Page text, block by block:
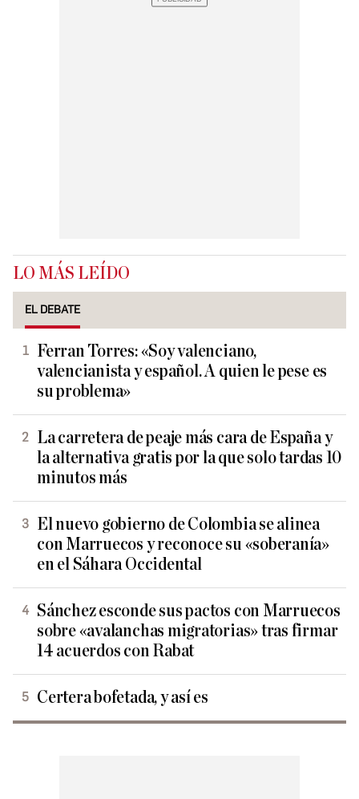
LO MÁS LEÍDO
EL DEBATE
Ferran Torres: «Soy valenciano,
valencianista y español. A quien le pese es
su problema»
La carretera de peaje más cara de España y
la alternativa gratis por la que solo tardas 10
minutos más
El nuevo gobierno de Colombia se alinea
con Marruecos y reconoce su «soberanía»
en el Sáhara Occidental
Sánchez esconde sus pactos con Marruecos
sobre «avalanchas migratorias» tras firmar
14 acuerdos con Rabat
Certera bofetada, y así es